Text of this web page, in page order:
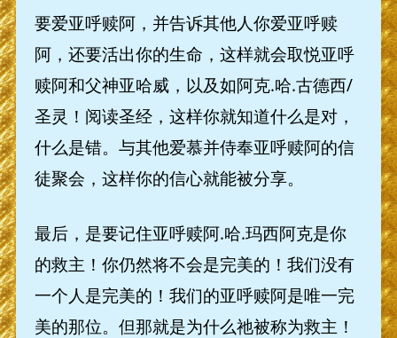
要爱亚呼赎阿，并告诉其他人你爱亚呼赎
阿，还要活出你的生命，这样就会取悦亚呼
赎阿和父神亚哈威，以及如阿克.哈.古德西/
圣灵！阅读圣经，这样你就知道什么是对，
什么是错。与其他爱慕并侍奉亚呼赎阿的信
徒聚会，这样你的信心就能被分享。
最后，是要记住亚呼赎阿.哈.玛西阿克是你
的救主！你仍然将不会是完美的！我们没有
一个人是完美的！我们的亚呼赎阿是唯一完
美的那位。但那就是为什么祂被称为救主！